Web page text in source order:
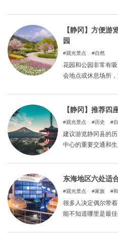
城，但童年时却被
臣秀吉一起走在动
建造的五座城堡：
牧城。
【静冈】方便游
园
观光景点 自然
花园和公园非常有
会地点或休息场所
种好玩的地方，您
园和公园。
【静冈】推荐四
观光景点 历史
建议游览静冈县的
中心的重要交通和
筑。通过游览这些
建筑。
东海地区六处适
观光景点 家族
很多人决定偶尔带
能不知道哪里是最
（静冈、爱知、岐